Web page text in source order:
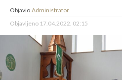
Objavio Administrator
Objavljeno 17.04.2022. 02:15